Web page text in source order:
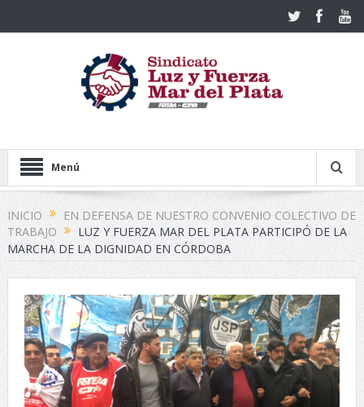
Menú
INICIO
EN DEFENSA DE NUESTRO CONVENIO COLECTIVO DE
TRABAJO
LUZ Y FUERZA MAR DEL PLATA PARTICIPÓ DE LA
MARCHA DE LA DIGNIDAD EN CÓRDOBA